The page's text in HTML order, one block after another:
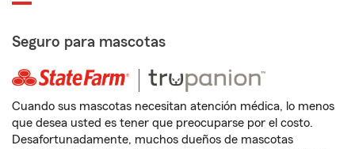
Seguro para mascotas
Cuando sus mascotas necesitan atención médica, lo menos
que desea usted es tener que preocuparse por el costo.
Desafortunadamente, muchos dueños de mascotas